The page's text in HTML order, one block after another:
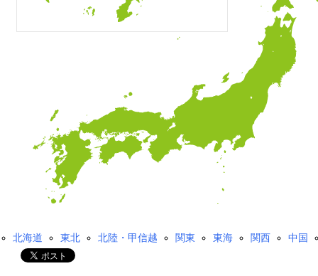
北海道 東北 北陸・甲信越 関東 東海 関西 中国